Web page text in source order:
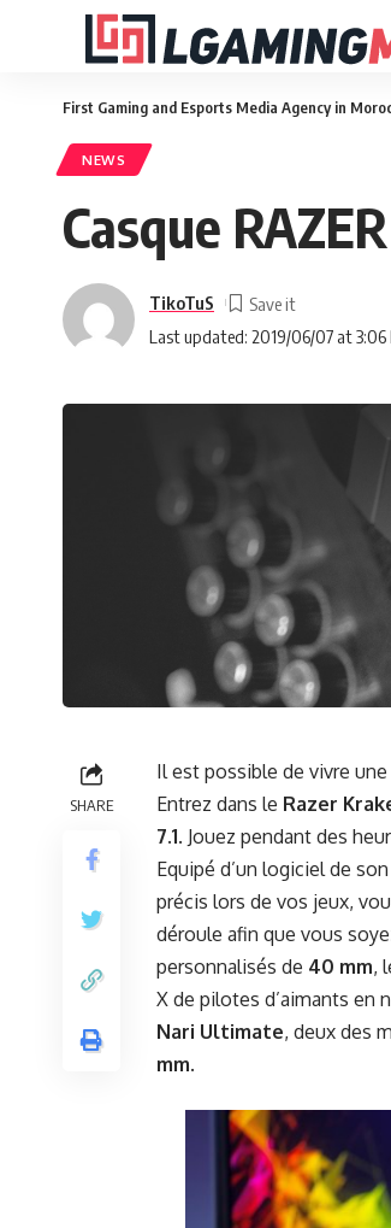
First Gaming and Esports Media Agency in
NEWS
Casque
Last updated: 2019/06/07 at 3:06
TikoTuS
SHARE
Il est possible de vivre
Entrez dans le Razer
7.1. Jouez pendant des
Equipé d’un logiciel de
précis lors de vos jeux,
déroule afin que vous
personnalisés de 40 mm,
X de pilotes d’aimants en
Nari Ultimate, deux des
mm.